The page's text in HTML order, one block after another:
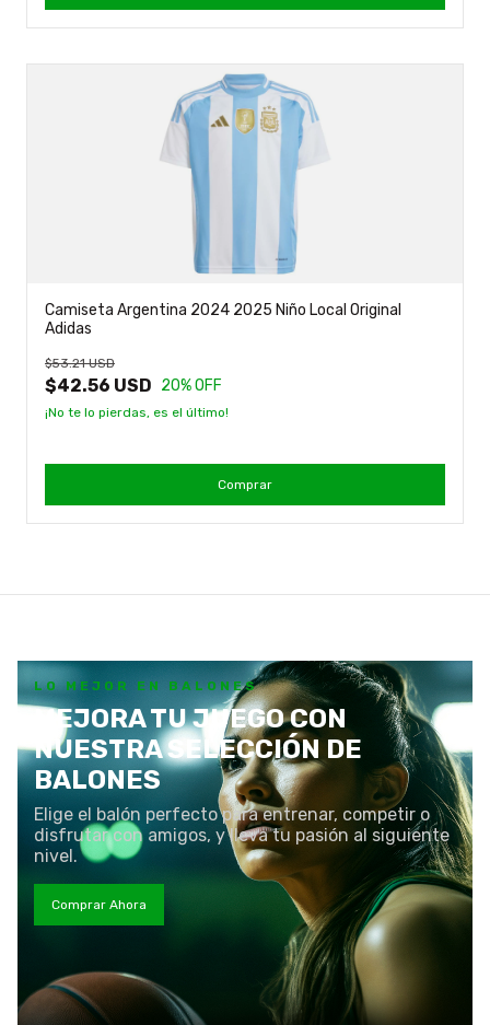
Camiseta Argentina 2024 2025 Niño Local Original
Adidas
$42.56 USD
$53.21 USD
20% OFF
¡No te lo pierdas, es el último!
Comprar
LO MEJOR EN BALONES
MEJORA TU JUEGO CON
NUESTRA SELECCIÓN DE
BALONES
Elige el balón perfecto para entrenar, competir o
disfrutar con amigos, y lleva tu pasión al siguiente
nivel.
Comprar Ahora